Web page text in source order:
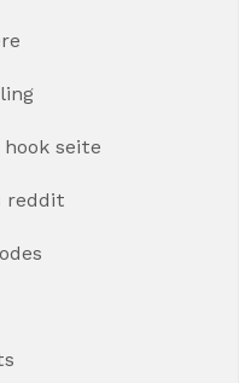
seite
reddit